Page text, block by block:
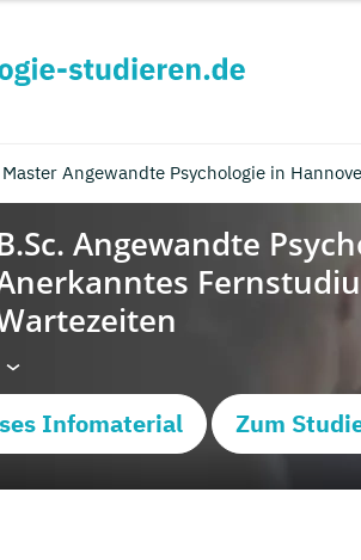
Master Angewandte Psychologie in
Infomaterial Zum